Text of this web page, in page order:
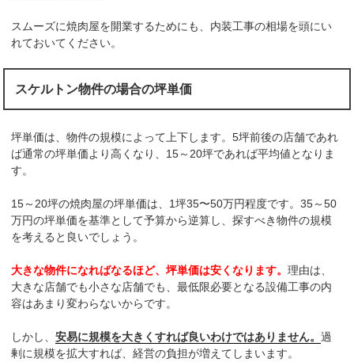
スムーズに焼肉屋を開業するためにも、内装工事の相場を頭にい
れておいてください。
スケルトン物件の場合の坪単価
坪単価は、物件の規模によって上下します。5坪前後の店舗であれ
ば通常の坪単価より高くなり、15～20坪であれば平均値となりま
す。
15～20坪の焼肉屋の坪単価は、1坪35〜50万円程度です。35～50
万円の坪単価を基準として予算から逆算し、探すべき物件の規模
を考えると良いでしょう。
大きな物件になればなるほど、坪単価は安くなります。理由は、
大きな店舗でも小さな店舗でも、最低限必要となる設備工事の内
容はあまり変わらないからです。
しかし、安易に規模を大きくすれば良いわけではありません。過
剰に規模を拡大すれば、経営の負担が増えてしまいます。